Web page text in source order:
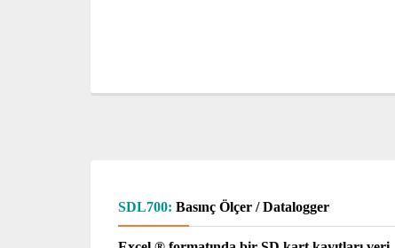
SDL700: Basınç Ölçer / Datalogger